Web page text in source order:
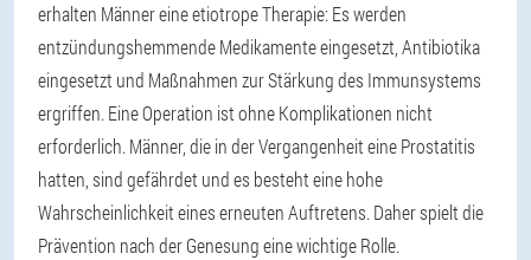
erhalten Männer eine etiotrope Therapie: Es werden
entzündungshemmende Medikamente eingesetzt, Antibiotika
eingesetzt und Maßnahmen zur Stärkung des Immunsystems
ergriffen. Eine Operation ist ohne Komplikationen nicht
erforderlich. Männer, die in der Vergangenheit eine Prostatitis
hatten, sind gefährdet und es besteht eine hohe
Wahrscheinlichkeit eines erneuten Auftretens. Daher spielt die
Prävention nach der Genesung eine wichtige Rolle.